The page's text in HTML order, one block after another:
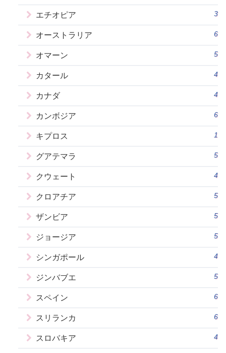
エチオピア 3
オーストラリア 6
オマーン 5
カタール 4
カナダ 4
カンボジア 6
キプロス 1
グアテマラ 5
クウェート 4
クロアチア 5
ザンビア 5
ジョージア 5
シンガポール 4
ジンバブエ 5
スペイン 6
スリランカ 6
スロバキア 4